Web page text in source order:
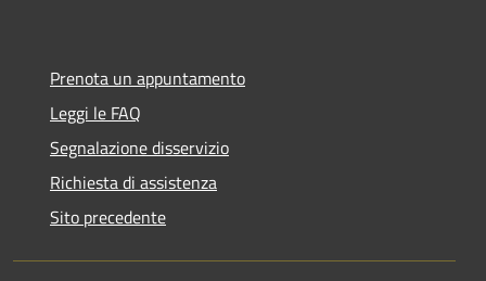
Prenota un appuntamento
Leggi le FAQ
Segnalazione disservizio
Richiesta di assistenza
Sito precedente